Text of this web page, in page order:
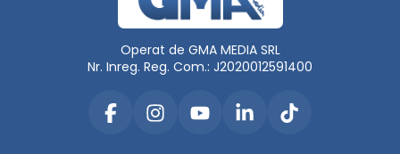
Operat de GMA MEDIA SRL
Nr. Inreg. Reg. Com.: J2020012591400